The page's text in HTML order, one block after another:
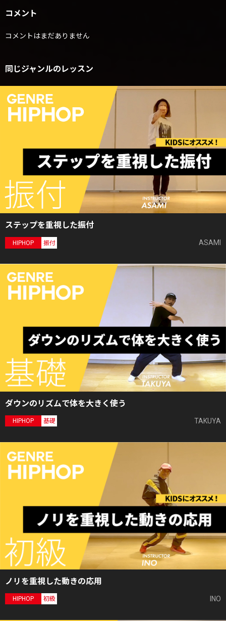
コメント
コメントはまだありません
同じジャンルのレッスン
ステップを重視した振付
HIPHOP 振付 ASAMI
ダウンのリズムで体を大きく使う
HIPHOP 基礎 TAKUYA
ノリを重視した動きの応用
HIPHOP 初級 INO